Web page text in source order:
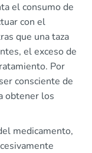
el consumo de
con el
que una taza
el exceso de
Por
consciente de
obtener los
medicamento,